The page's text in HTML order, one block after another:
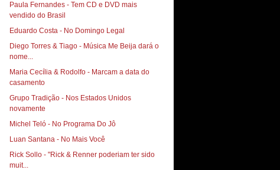
Paula Fernandes - Tem CD e DVD mais
vendido do Brasil
Eduardo Costa - No Domingo Legal
Diego Torres & Tiago - Música Me Beija dará o
nome...
Maria Cecília & Rodolfo - Marcam a data do
casamento
Grupo Tradição - Nos Estados Unidos
novamente
Michel Teló - No Programa Do Jô
Luan Santana - No Mais Você
Rick Sollo - "Rick & Renner poderiam ter sido
muit...